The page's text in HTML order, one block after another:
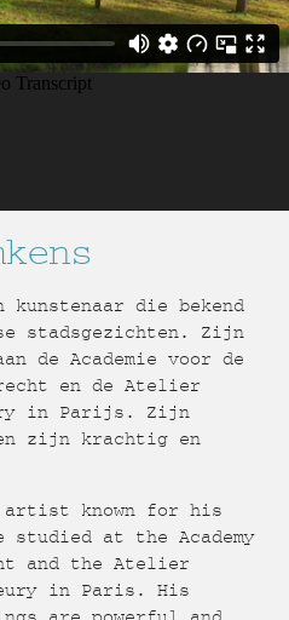
kunstenaar die bekend
stadsgezichten. Zijn
de Academie voor de
en de Atelier
in Parijs. Zijn
zijn krachtig en
artist known for his
at the Academy
and the Atelier
in Paris. His